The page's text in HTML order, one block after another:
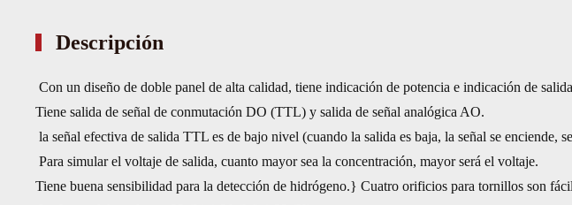
Descripción
Con un diseño de doble panel de alta calidad, tiene indicación de potencia e indicación de
Tiene salida de señal de conmutación DO (TTL) y salida de señal analógica AO.
la señal efectiva de salida TTL es de bajo nivel (cuando la salida es baja, la señal se enciende,
Para simular el voltaje de salida, cuanto mayor sea la concentración, mayor será el voltaje.
Tiene buena sensibilidad para la detección de hidrógeno.} Cuatro orificios para tornillos son